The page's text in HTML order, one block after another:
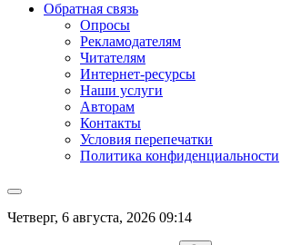
Обратная связь
Опросы
Рекламодателям
Читателям
Интернет-ресурсы
Наши услуги
Авторам
Контакты
Условия перепечатки
Политика конфиденциальности
Четверг, 6 августа, 2026 09:14